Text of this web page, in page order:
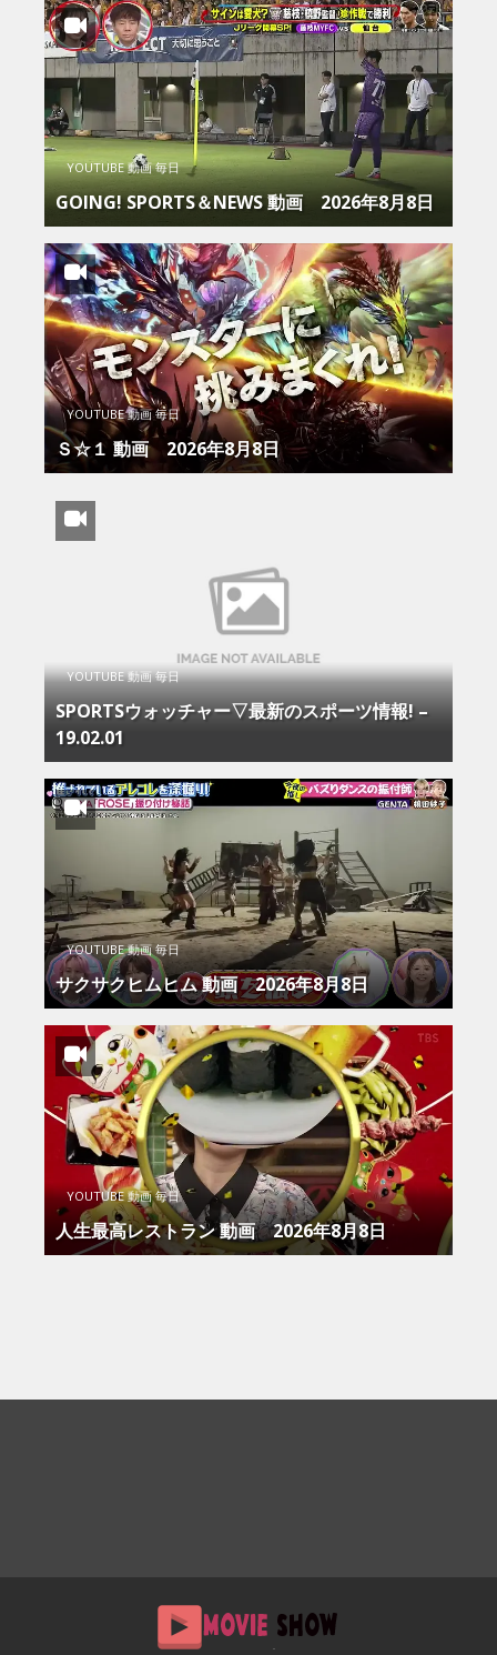
YOUTUBE 動画 毎日
GOING! SPORTS＆NEWS 動画 2026年8月8日
YOUTUBE 動画 毎日
Ｓ☆１ 動画 2026年8月8日
YOUTUBE 動画 毎日
SPORTSウォッチャー▽最新のスポーツ情報! –
19.02.01
YOUTUBE 動画 毎日
サクサクヒムヒム 動画 2026年8月8日
YOUTUBE 動画 毎日
人生最高レストラン 動画 2026年8月8日